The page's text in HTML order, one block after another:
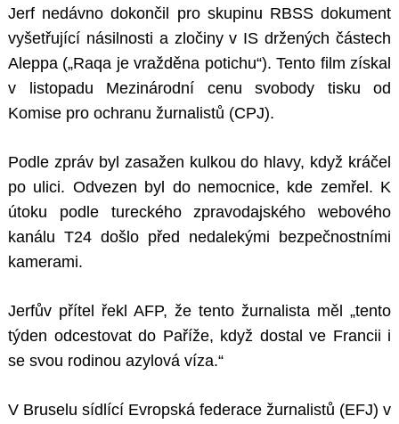
Jerf nedávno dokončil pro skupinu RBSS dokument
vyšetřující násilnosti a zločiny v IS držených částech
Aleppa („Raqa je vražděna potichu“). Tento film získal
v listopadu Mezinárodní cenu svobody tisku od
Komise pro ochranu žurnalistů (CPJ).
Podle zpráv byl zasažen kulkou do hlavy, když kráčel
po ulici. Odvezen byl do nemocnice, kde zemřel. K
útoku podle tureckého zpravodajského webového
kanálu T24 došlo před nedalekými bezpečnostními
kamerami.
Jerfův přítel řekl AFP, že tento žurnalista měl „tento
týden odcestovat do Paříže, když dostal ve Francii i
se svou rodinou azylová víza.“
V Bruselu sídlící Evropská federace žurnalistů (EFJ) v